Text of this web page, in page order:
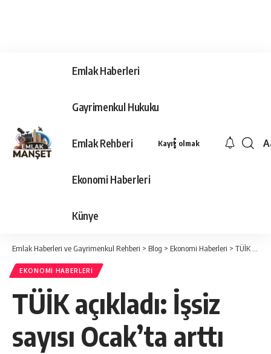
Emlak Haberleri
Gayrimenkul Hukuku
Emlak Rehberi
Ekonomi Haberleri
Künye
Kayıt olmak
Emlak Haberleri ve Gayrimenkul Rehberi > Blog > Ekonomi Haberleri > TÜİK açıkladı: İşsiz sayısı Ocak’ta arttı
EKONOMI HABERLERI
TÜİK açıkladı: İşsiz
sayısı Ocak’ta arttı